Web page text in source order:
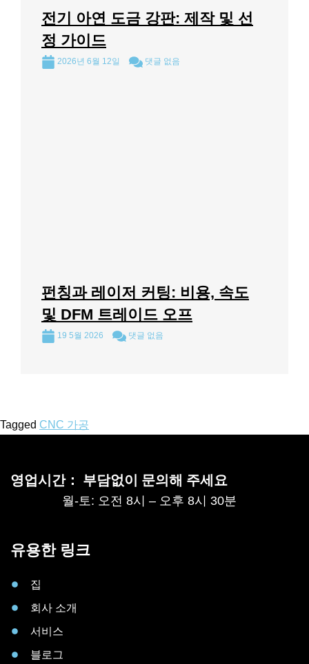
전기 아연 도금 강판: 제작 및 선
정 가이드
2026년 6월 12일 댓글 없음
펀칭과 레이저 커팅: 비용, 속도
및 DFM 트레이드 오프
19 5월 2026 댓글 없음
Tagged CNC 가공
영업시간： 부담없이 문의해 주세요
월-토: 오전 8시 – 오후 8시 30분
유용한 링크
집
회사 소개
서비스
블로그